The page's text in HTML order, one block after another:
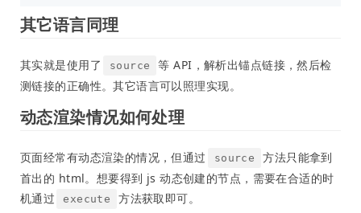
其它语言同理
其实就是使用了 source
等 API，解析出锚点链接，然后检
测链接的正确性。其它语言可以照理实现。
动态渲染情况如何处理
页面经常有动态渲染的情况，但通过 source
方法只能拿到
首出的 html。想要得到 js 动态创建的节点，需要在合适的时
机通过
execute 方法获取即可。